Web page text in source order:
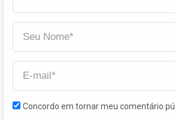
Concordo em tornar meu comentário